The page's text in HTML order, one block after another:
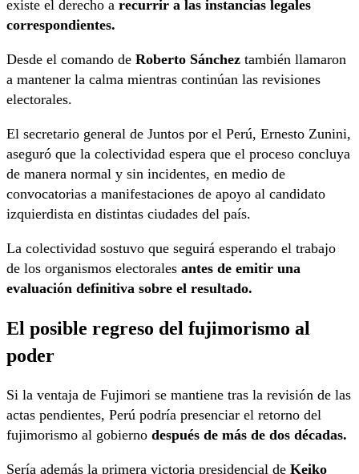
existe el derecho a recurrir a las instancias legales
correspondientes.
Desde el comando de Roberto Sánchez también llamaron
a mantener la calma mientras continúan las revisiones
electorales.
El secretario general de Juntos por el Perú, Ernesto Zunini,
aseguró que la colectividad espera que el proceso concluya
de manera normal y sin incidentes, en medio de
convocatorias a manifestaciones de apoyo al candidato
izquierdista en distintas ciudades del país.
La colectividad sostuvo que seguirá esperando el trabajo
de los organismos electorales antes de emitir una
evaluación definitiva sobre el resultado.
El posible regreso del fujimorismo al
poder
Si la ventaja de Fujimori se mantiene tras la revisión de las
actas pendientes, Perú podría presenciar el retorno del
fujimorismo al gobierno después de más de dos décadas.
Sería además la primera victoria presidencial de Keiko